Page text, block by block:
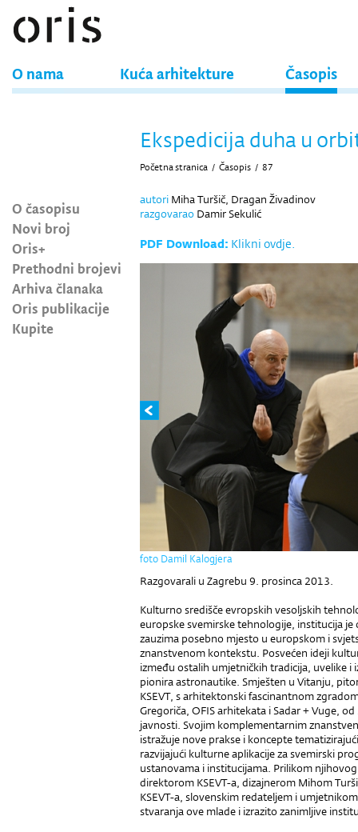
O nama Kuća arhitekture Časopis
O časopisu
Novi broj
Oris+
Prethodni brojevi
Arhiva članaka
Oris publikacije
Kupite
Ekspedicija duha u
Početna stranica / Časopis / 87
autori Miha Turšič, Dragan Živadinov
razgovarao Damir Sekulić
PDF Download: Klikni ovdje.
foto Damil Kalogjera
Razgovarali u Zagrebu 9. prosinca 2013.
Kulturno središče evropskih vesoljskih
europske svemirske tehnologije, institucija
zauzima posebno mjesto u europskom i
znanstvenom kontekstu. Posvećen ideji
između ostalih umjetničkih tradicija, uvelike
pionira astronautike. Smješten u Vitanju,
KSEVT, s arhitektonski fascinantnom
Gregoriča, OFIS arhitekata i Sadar + Vuge,
javnosti. Svojim komplementarnim
istražuje nove prakse i koncepte
razvijajući kulturne aplikacije za svemirski
ustanovama i institucijama. Prilikom
direktorom KSEVT-a, dizajnerom Mihom
KSEVT-a, slovenskim redateljem i
stvaranja ove mlade i izrazito zanimljive